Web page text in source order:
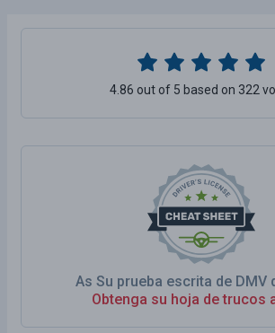
As Su prueba escrita de DMV
Obtenga su hoja de trucos
4.86 out of 5 based on 322